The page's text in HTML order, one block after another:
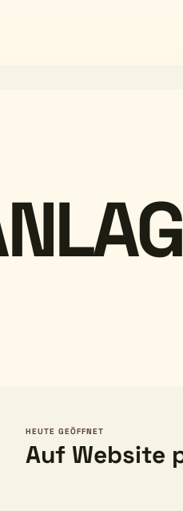
HEUTE GEÖFFNET
Auf Website